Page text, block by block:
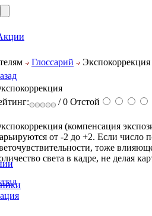
Глоссарий Экспокоррекция
/ 0 Отстой
(компенсация
от -2 до +2. Если число
тоже
света в кадре, не делая